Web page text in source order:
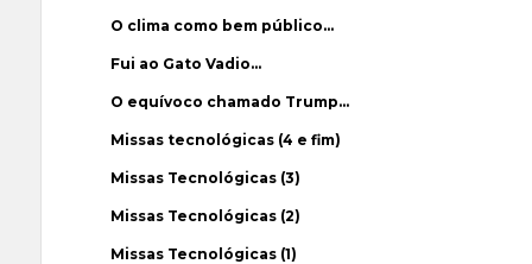
O clima como bem público…
Fui ao Gato Vadio…
O equívoco chamado Trump…
Missas tecnológicas (4 e fim)
Missas Tecnológicas (3)
Missas Tecnológicas (2)
Missas Tecnológicas (1)